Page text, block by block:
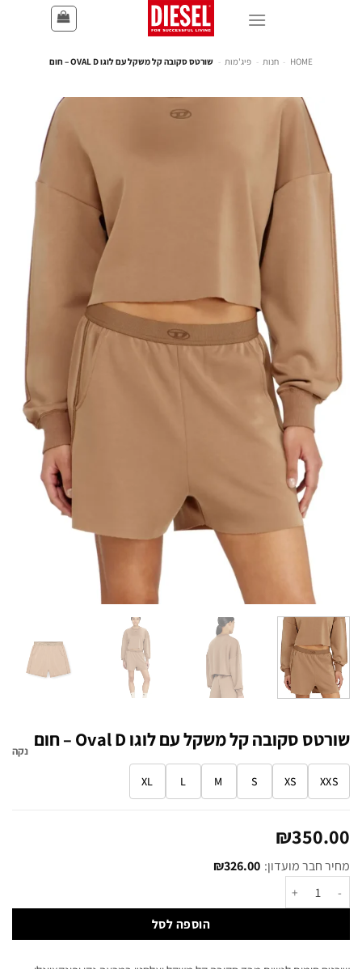
HOME
- חנות - פיג'מות - שורטס סקובה קל משקל עם לוגו OVAL D – חום
שורטס סקובה קל משקל עם לוגו Oval D – חום
XXS
XS
S
M
L
XL
נקה
₪350.00
מחיר חבר מועדון: ₪326.00
הוספה לסל